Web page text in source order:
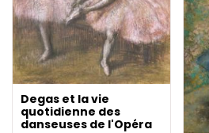
Degas et la vie
quotidienne des
danseuses de l'Opéra